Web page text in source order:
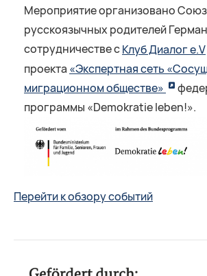
Мероприятие организовано
русскоязычных родителей
сотрудничестве сКлуб Диалог e.V
проекта «Экспертная сеть
миграционном обществе»
программы «Demokratie leben!».
Перейти к обзору событий